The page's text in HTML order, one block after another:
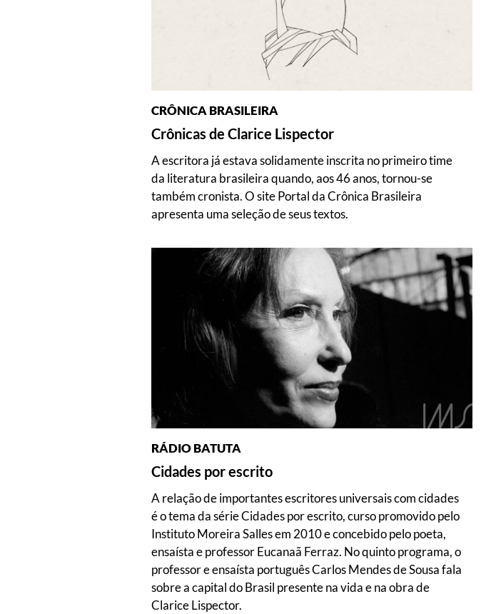
CRÔNICA BRASILEIRA
Crônicas de Clarice Lispector
A escritora já estava solidamente inscrita no primeiro time
da literatura brasileira quando, aos 46 anos, tornou-se
também cronista. O site Portal da Crônica Brasileira
apresenta uma seleção de seus textos.
RÁDIO BATUTA
Cidades por escrito
A relação de importantes escritores universais com cidades
é o tema da série Cidades por escrito, curso promovido pelo
Instituto Moreira Salles em 2010 e concebido pelo poeta,
ensaísta e professor Eucanaã Ferraz. No quinto programa, o
professor e ensaísta português Carlos Mendes de Sousa fala
sobre a capital do Brasil presente na vida e na obra de
Clarice Lispector.